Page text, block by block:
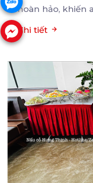
hoàn hảo, khiến
Chi tiết